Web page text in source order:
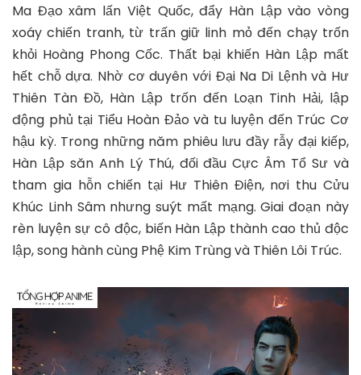
Ma Đạo xâm lấn Việt Quốc, đẩy Hàn Lập vào vòng
xoáy chiến tranh, từ trấn giữ linh mỏ đến chạy trốn
khỏi Hoàng Phong Cốc. Thất bại khiến Hàn Lập mất
hết chỗ dựa. Nhờ cơ duyên với Đại Na Di Lệnh và Hư
Thiên Tàn Đồ, Hàn Lập trốn đến Loạn Tinh Hải, lập
động phủ tại Tiểu Hoàn Đảo và tu luyện đến Trúc Cơ
hậu kỳ. Trong những năm phiêu lưu đầy rẫy đại kiếp,
Hàn Lập săn Anh Lý Thú, đối đầu Cực Âm Tổ Sư và
tham gia hỗn chiến tại Hư Thiên Điện, nơi thu Cửu
Khúc Linh Sâm nhưng suýt mất mạng. Giai đoạn này
rèn luyện sự cô độc, biến Hàn Lập thành cao thủ độc
lập, song hành cùng Phệ Kim Trùng và Thiên Lôi Trúc.